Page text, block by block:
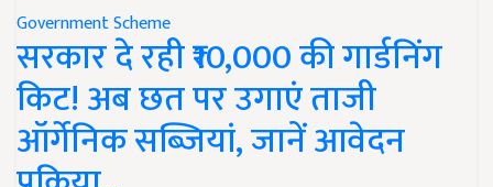
Government Scheme
सरकार दे रही ₹10,000 की गार्डनिंग
किट! अब छत पर उगाएं ताजी
ऑर्गेनिक सब्जियां, जानें आवेदन